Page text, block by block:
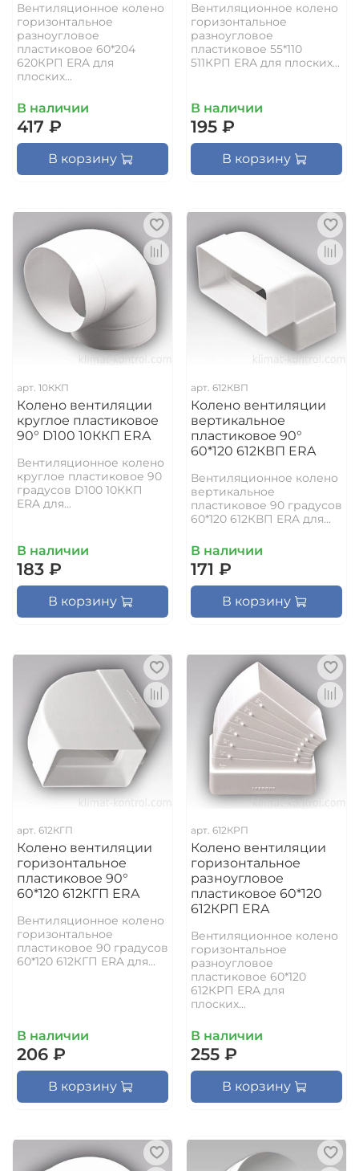
Вентиляционное колено
горизонтальное
разноугловое
пластиковое 60*204
620КРП ERA для
плоских...
В наличии
417 ₽
В корзину
Вентиляционное колено
горизонтальное
разноугловое
пластиковое 55*110
511КРП ERA для плоских...
В наличии
195 ₽
В корзину
арт. 10ККП
Колено вентиляции
круглое пластиковое
90° D100 10ККП ERA
Вентиляционное колено
круглое пластиковое 90
градусов D100 10ККП
ERA для...
В наличии
183 ₽
В корзину
арт. 612КВП
Колено вентиляции
вертикальное
пластиковое 90°
60*120 612КВП ERA
Вентиляционное колено
вертикальное
пластиковое 90 градусов
60*120 612КВП ERA для...
В наличии
171 ₽
В корзину
арт. 612КГП
Колено вентиляции
горизонтальное
пластиковое 90°
60*120 612КГП ERA
Вентиляционное колено
горизонтальное
пластиковое 90 градусов
60*120 612КГП ERA для...
В наличии
206 ₽
В корзину
арт. 612КРП
Колено вентиляции
горизонтальное
разноугловое
пластиковое 60*120
612КРП ERA
Вентиляционное колено
горизонтальное
разноугловое
пластиковое 60*120
612КРП ERA для
плоских...
В наличии
255 ₽
В корзину